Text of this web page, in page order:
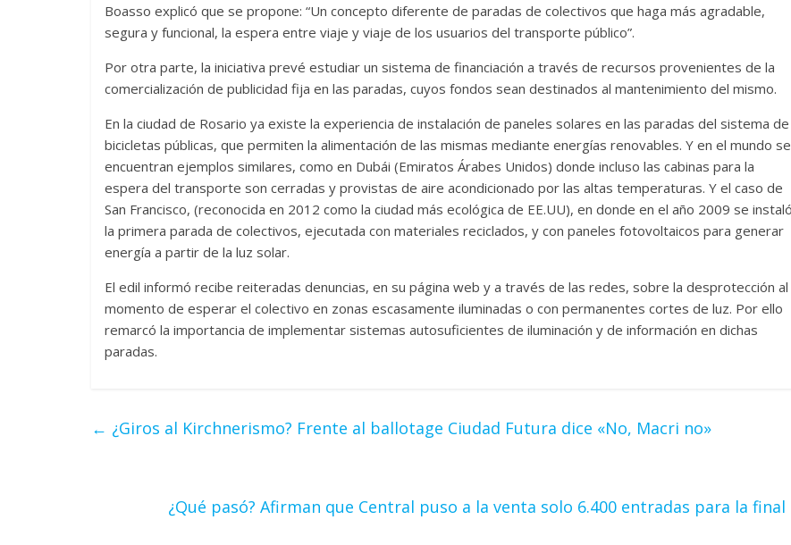
Boasso explicó que se propone: “Un concepto diferente de paradas de colectivos que haga más agradable,
segura y funcional, la espera entre viaje y viaje de los usuarios del transporte público”.
Por otra parte, la iniciativa prevé estudiar un sistema de financiación a través de recursos provenientes de la
comercialización de publicidad fija en las paradas, cuyos fondos sean destinados al mantenimiento del mismo.
En la ciudad de Rosario ya existe la experiencia de instalación de paneles solares en las paradas del sistema de
bicicletas públicas, que permiten la alimentación de las mismas mediante energías renovables. Y en el mundo se
encuentran ejemplos similares, como en Dubái (Emiratos Árabes Unidos) donde incluso las cabinas para la
espera del transporte son cerradas y provistas de aire acondicionado por las altas temperaturas. Y el caso de
San Francisco, (reconocida en 2012 como la ciudad más ecológica de EE.UU), en donde en el año 2009 se instaló
la primera parada de colectivos, ejecutada con materiales reciclados, y con paneles fotovoltaicos para generar
energía a partir de la luz solar.
El edil informó recibe reiteradas denuncias, en su página web y a través de las redes, sobre la desprotección al
momento de esperar el colectivo en zonas escasamente iluminadas o con permanentes cortes de luz. Por ello
remarcó la importancia de implementar sistemas autosuficientes de iluminación y de información en dichas
paradas.
← ¿Giros al Kirchnerismo? Frente al ballotage Ciudad Futura dice «No, Macri no»
¿Qué pasó? Afirman que Central puso a la venta solo 6.400 entradas para la final